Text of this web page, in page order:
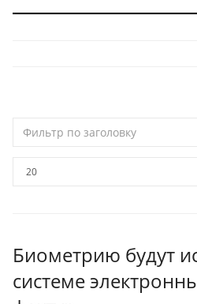
по
Биометрию будут
системе